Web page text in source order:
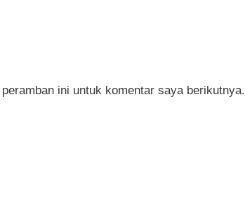
ini untuk komentar saya berikutnya.